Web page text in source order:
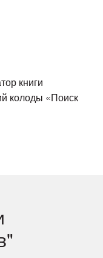
книги
колоды «Поиск